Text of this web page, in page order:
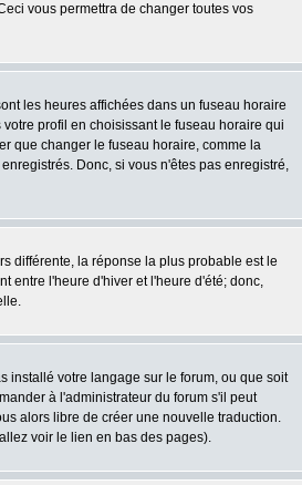
vous permettra de changer toutes vos
les heures affichées dans un fuseau horaire
profil en choisissant le fuseau horaire qui
que changer le fuseau horaire, comme la
Donc, si vous n'êtes pas enregistré,
différente, la réponse la plus probable est le
entre l'heure d'hiver et l'heure d'été; donc,
installé votre langage sur le forum, ou que soit
à l'administrateur du forum s'il peut
alors libre de créer une nouvelle traduction.
voir le lien en bas des pages).